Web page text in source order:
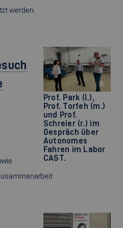
werden.
Prof. Park (l.),
Prof. Torfeh (m.)
und Prof.
Schreier (r.) im
Gespräch über
Autonomes
Fahren im Labor
CAST.
©